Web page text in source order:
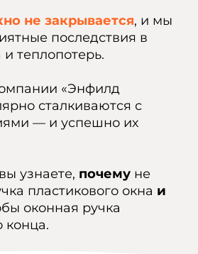
не закрывается, и мы
последствия в
теплопотерь.
«Энфилд
сталкиваются с
— и успешно их
узнаете, почему не
пластикового окна и
оконная ручка
конца.